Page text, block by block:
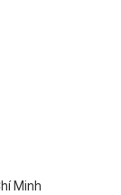
Minh